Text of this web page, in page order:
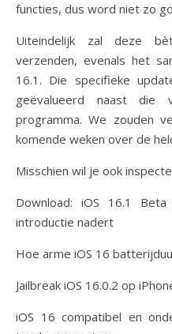
functies, dus word niet zo
Uiteindelijk zal deze
verzenden, evenals het
16.1. Die specifieke
geëvalueerd naast
programma. We zouden
komende weken over de
Misschien wil je ook
Download: iOS 16.1
introductie nadert
Hoe arme iOS 16
Jailbreak iOS 16.0.2 op
iOS 16 compatibel en